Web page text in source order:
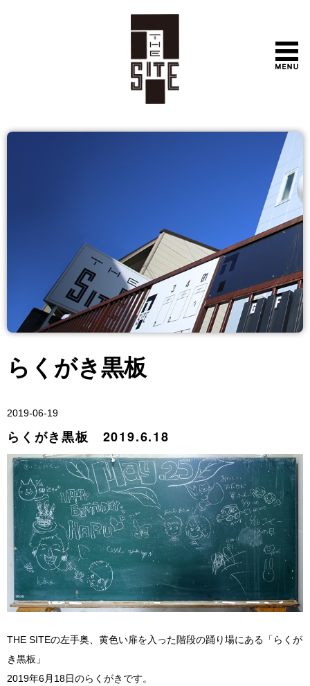
らくがき黒板
2019-06-19
らくがき黒板 2019.6.18
THE SITEの左手奥、黄色い扉を入った階段の踊り場にある「らくが
き黒板」
2019年6月18日のらくがきです。